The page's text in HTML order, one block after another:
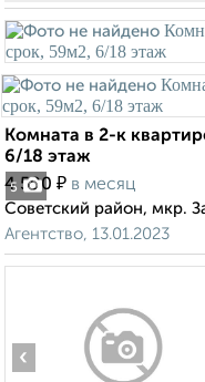
5
Комната в 2-к
6/18 этаж
4 500 ₽ в месяц
Советский район, мкр.
Агентство, 13.01.2023
‹